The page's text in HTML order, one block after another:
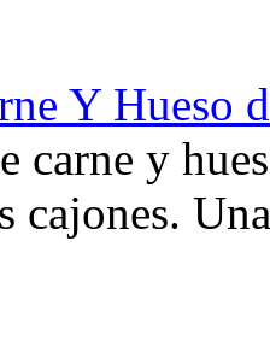
Y Hueso
carne y
cajones.